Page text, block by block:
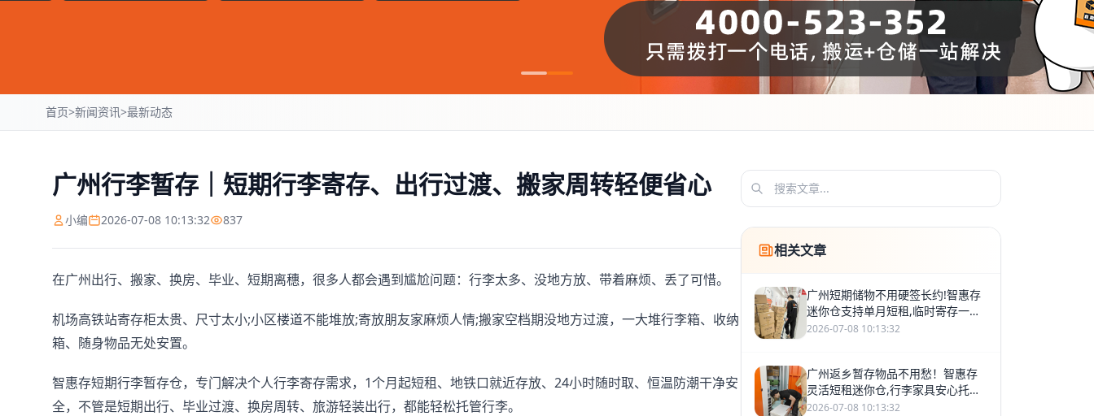
首页>新闻资讯>最新动态
广州行李暂存｜短期行李寄存、出行过渡、搬家周转轻便省心
小编 2026-07-08 10:13:32 837
在广州出行、搬家、换房、毕业、短期离穗，很多人都会遇到尴尬问题：行李太多、没地方放、带着麻烦、丢了可惜。
机场高铁站寄存柜太贵、尺寸太小;小区楼道不能堆放;寄放朋友家麻烦人情;搬家空档期没地方过渡，一大堆行李箱、收纳
箱、随身物品无处安置。
智惠存短期行李暂存仓，专门解决个人行李寄存需求，1个月起短租、地铁口就近存放、24小时随时取、恒温防潮干净安
全，不管是短期出行、毕业过渡、换房周转、旅游轻装出行，都能轻松托管行李。
相关文章
广州短期储物不用硬签长约!智惠存
迷你仓支持单月短租,临时寄存一站
式省心
2026-07-08 10:13:32
广州返乡暂存物品不用愁！智惠存
灵活短租迷你仓,行李家具安心托管
数月
2026-07-08 10:13:32